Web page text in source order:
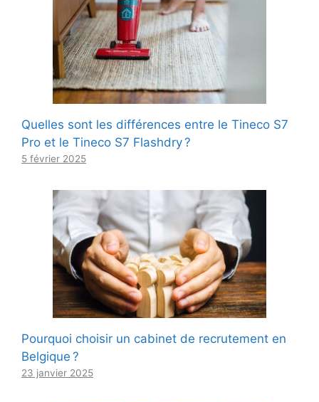
Quelles sont les différences entre le Tineco S7
Pro et le Tineco S7 Flashdry ?
5 février 2025
Pourquoi choisir un cabinet de recrutement en
Belgique ?
23 janvier 2025